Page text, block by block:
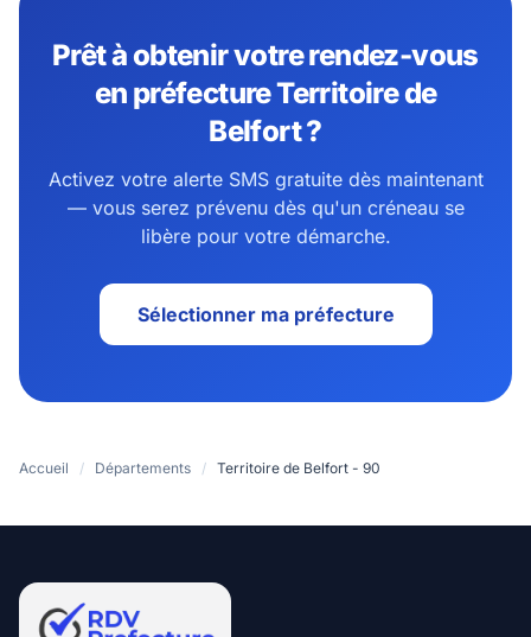
Prêt à obtenir votre rendez-vous
en préfecture Territoire de
Belfort ?
Activez votre alerte SMS gratuite dès maintenant
— vous serez prévenu dès qu'un créneau se
libère pour votre démarche.
Sélectionner ma préfecture
Accueil / Départements / Territoire de Belfort - 90